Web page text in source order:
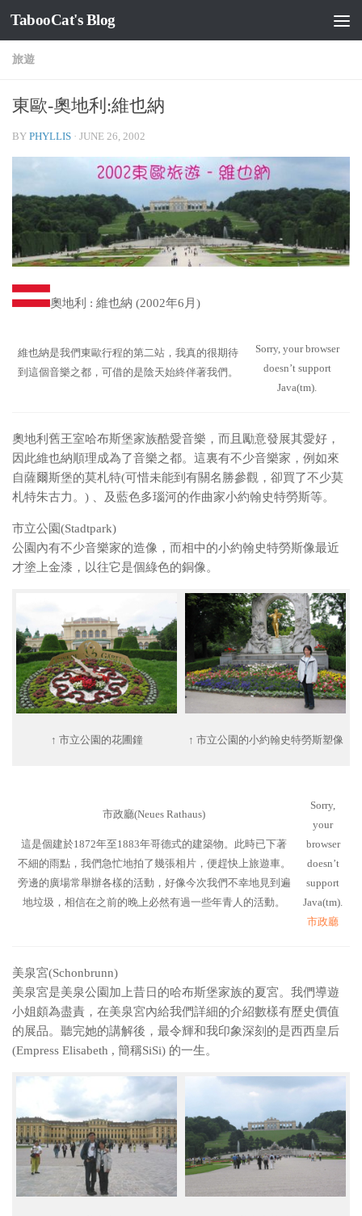
Skip to content
TabooCat's Blog
旅遊
東歐-奧地利:維也納
BY PHYLLIS · JUNE 26, 2002
奧地利 : 維也納 (2002年6月)
維也納是我們東歐行程的第二站，我真的很期待
到這個音樂之都，可借的是陰天始終伴著我們。
Sorry, your browser
doesn’t support
Java(tm).
奧地利舊王室哈布斯堡家族酷愛音樂，而且勵意發展其愛好，
因此維也納順理成為了音樂之都。這裏有不少音樂家，例如來
自薩爾斯堡的莫札特(可惜未能到有關名勝參觀，卻買了不少莫
札特朱古力。) 、及藍色多瑙河的作曲家小約翰史特勞斯等。
市立公園(Stadtpark)
公園內有不少音樂家的造像，而相中的小約翰史特勞斯像最近
才塗上金漆，以往它是個綠色的銅像。
↑ 市立公園的花圃鐘 ↑ 市立公園的小約翰史特勞斯塑像
市政廳(Neues Rathaus)
這是個建於1872年至1883年哥德式的建築物。此時已下著
不細的雨點，我們急忙地拍了幾張相片，便趕快上旅遊車。
旁邊的廣場常舉辦各樣的活動，好像今次我們不幸地見到遍
地垃圾，相信在之前的晚上必然有過一些年青人的活動。
Sorry,
your
browser
doesn’t
support
Java(tm).
市政廳
美泉宮(Schonbrunn)
美泉宮是美泉公園加上昔日的哈布斯堡家族的夏宮。我們導遊
小姐頗為盡責，在美泉宮內給我們詳細的介紹數樣有歷史價值
的展品。聽完她的講解後，最令輝和我印象深刻的是西西皇后
(Empress Elisabeth , 簡稱SiSi) 的一生。